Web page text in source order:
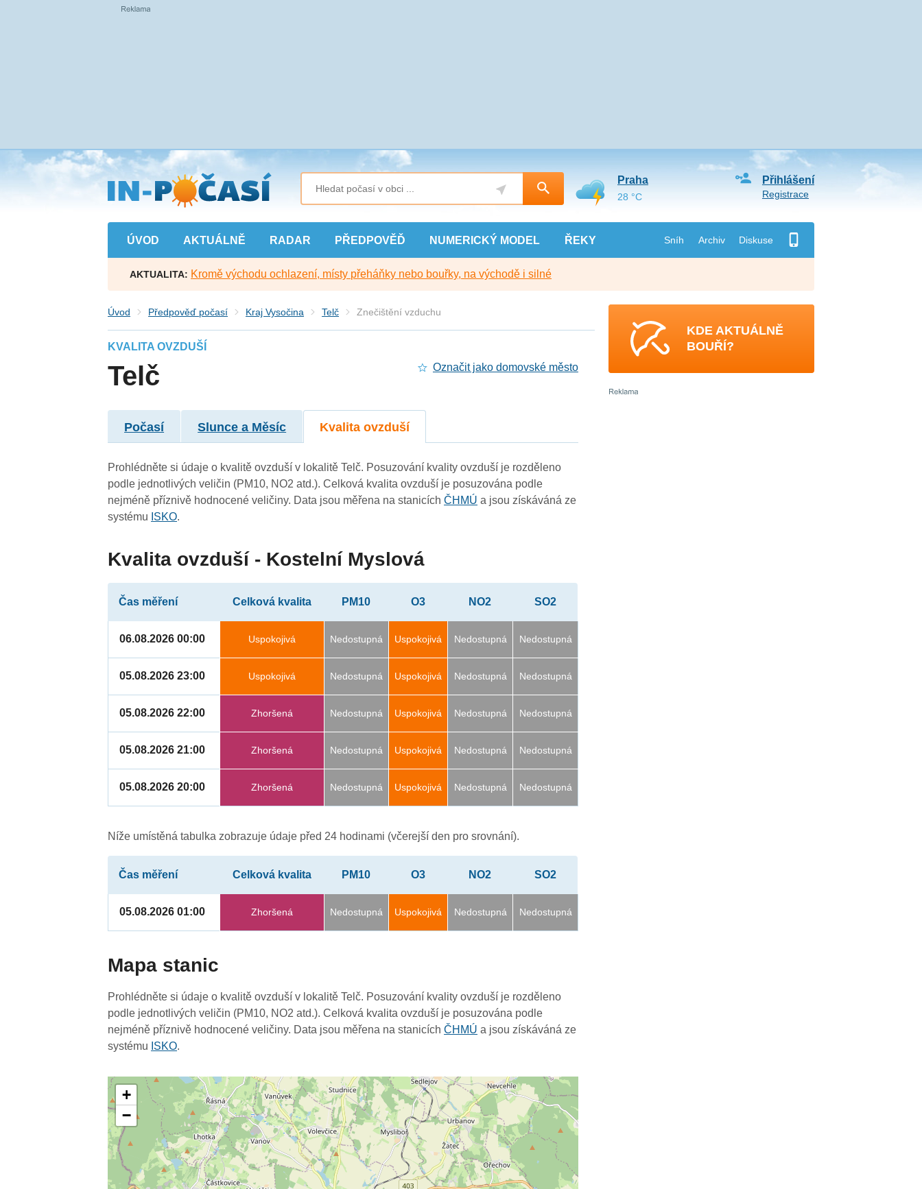
Přejít
na
hlavní
obsah
ÚVOD AKTUÁLNĚ RADAR PŘEDPOVĚĎ NUMERICKÝ MODEL ŘEKY Sníh Archiv Diskuse
Přihlášení
Registrace
Praha
28 °C
AKTUALITA: Kromě východu ochlazení, místy přeháňky nebo bouřky, na východě i silné
Úvod Předpověď počasí Kraj Vysočina Telč Znečištění vzduchu
KVALITA OVZDUŠÍ
Telč Označit jako domovské město
Počasí Slunce a Měsíc Kvalita ovzduší
Prohlédněte si údaje o kvalitě ovzduší v lokalitě Telč. Posuzování kvality ovzduší je rozděleno
podle jednotlivých veličin (PM10, NO2 atd.). Celková kvalita ovzduší je posuzována podle
nejméně příznivě hodnocené veličiny. Data jsou měřena na stanicíchČHMÚ a jsou získáváná ze
systému ISKO.
Kvalita ovzduší - Kostelní Myslová
Čas měření Celková kvalita PM10 O3 NO2 SO2
06.08.2026 00:00 Uspokojivá Nedostupná Uspokojivá Nedostupná Nedostupná
05.08.2026 23:00 Uspokojivá Nedostupná Uspokojivá Nedostupná Nedostupná
05.08.2026 22:00 Zhoršená Nedostupná Uspokojivá Nedostupná Nedostupná
05.08.2026 21:00 Zhoršená Nedostupná Uspokojivá Nedostupná Nedostupná
05.08.2026 20:00 Zhoršená Nedostupná Uspokojivá Nedostupná Nedostupná
Níže umístěná tabulka zobrazuje údaje před 24 hodinami (včerejší den pro srovnání).
Čas měření Celková kvalita PM10 O3 NO2 SO2
05.08.2026 01:00 Zhoršená Nedostupná Uspokojivá Nedostupná Nedostupná
Mapa stanic
Prohlédněte si údaje o kvalitě ovzduší v lokalitě Telč. Posuzování kvality ovzduší je rozděleno
podle jednotlivých veličin (PM10, NO2 atd.). Celková kvalita ovzduší je posuzována podle
nejméně příznivě hodnocené veličiny. Data jsou měřena na stanicíchČHMÚ a jsou získáváná ze
systému ISKO.
+
−
KDE AKTUÁLNĚ
BOUŘÍ?